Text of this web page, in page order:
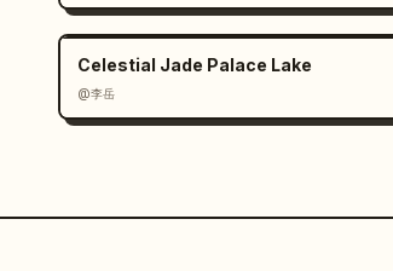
Celestial Jade Palace Lake
@李岳